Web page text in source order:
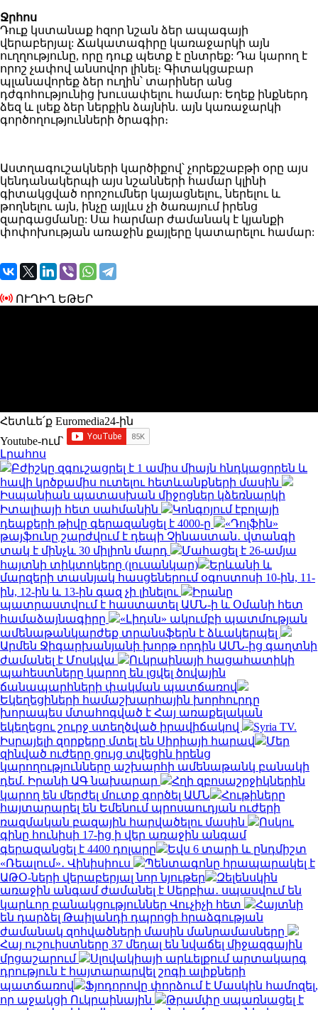
Ջրհոս
Դուք կստանաք հզոր նշան ձեր ապագայի
վերաբերյալ: Ճակատագիրը կառաջարկի այն
ուղղությունը, որը դուք պետք է ընտրեք: Դա կարող է
որոշ չափով անսովոր լինել։ Գիտակցաբար
պլանավորեք ձեր ուղին՝ տարիներ անց
դժգոհությունից խուսափելու համար: Եղեք ինքներդ
ձեզ և լսեք ձեր ներքին ձայնին. այն կառաջարկի
գործողությունների ծրագիր։
Աստղագուշակների կարծիքով՝ չորեքշաբթի օրը այս
կենդանակերպի այս նշանների համար կլինի
գիտակցված որոշումներ կայացնելու, ներելու և
թողնելու այն, ինչը այլևս չի ծառայում իրենց
զարգացմանը: Սա հարմար ժամանակ է կյանքի
փոփոխության առաջին քայլերը կատարելու համար:
ՈՒՂԻՂ ԵԹԵՐ
Հետևե՛ք Euromedia24-ին
Youtube-ում`
Լրահոս
Բժիշկը զգուշացրել է 1 ամիս միայն հնդկացորեն և
հավի կրծքամիս ուտելու հետևանքների մասին
Իսպանիան պատասխան միջոցներ կձեռնարկի
Իտալիայի հետ սահմանին
Կոնգոյում էբոլայի
դեպքերի թիվը գերազանցել է 4000-ը
«Դոլֆին»
թայֆունը շարժվում է դեպի Չինաստան․ վտանգի
տակ է մինչև 30 միլիոն մարդ
Մահացել է 26-ամյա
հայտնի տիկտոկերը (լուսանկար)
Երևանի և
մարզերի տասնյակ հասցեներում օգոստոսի 10-ին, 11-
ին, 12-ին և 13-ին գազ չի լինելու
Իրանը
պատրաստվում է հաստատել ԱՄՆ-ի և Օմանի հետ
համաձայնագիրը
«Լիդսն» ակումբի պատմության
ամենաթանկարժեք տրանսֆերն է ձևակերպել
Արմեն Ջիգարխանյանի խորթ որդին ԱՄՆ-ից գաղտնի
ժամանել է Մոսկվա
Ուկրաինայի հացահատիկի
պահեստները կարող են լցվել ծովային
ճանապարհների փակման պատճառով
Եկեղեցիների համաշխարհային խորհուրդը
խորապես մտահոգված է Հայ առաքելական
եկեղեցու շուրջ ստեղծված իրավիճակով
Syria TV.
Իսրայելի զորքերը մտել են Սիրիայի հարավ
Մեր
զինված ուժերը ցույց տվեցին իրենց
կարողությունները աշխարհի ամենաթանկ բանակի
դեմ. Իրանի ԱԳ նախարար
Հղի զբոսաշրջիկներին
կարող են մերժել մուտք գործել ԱՄՆ
Հութիները
հայտարարել են Եմենում պրոսաուդյան ուժերի
ռազմական բազային հարվածելու մասին
Ոսկու
գինը հունիսի 17-ից ի վեր առաջին անգամ
գերազանցել է 4400 դոլարը
Եվս 6 տարի և ընդմիշտ
«Ռեալում»․ Վինիսիուս
Պենտագոնը հրապարակել է
ԱԹՕ-ների վերաբերյալ նոր նյութեր
Զելենսկին
առաջին անգամ ժամանել է Սերբիա․ սպասվում են
կարևոր բանակցություններ Վուչիչի հետ
Հայտնի
են դարձել Թաիլանդի դպրոցի հրաձգության
ժամանակ զոհվածների մասին մանրամասները
Հայ ուշուիստները 37 մեդալ են նվաճել միջազգային
մրցաշարում
Սլովակիայի արևելքում արտակարգ
դրություն է հայտարարվել շոգի ալիքների
պատճառով
Ֆյոդորովը փորձում է Մասկին համոզել,
որ աջակցի Ուկրաինային
Թրամփը սպառնացել է